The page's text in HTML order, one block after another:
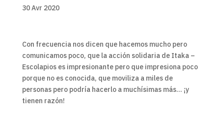
30 Avr 2020
Con frecuencia nos dicen que hacemos mucho pero
comunicamos poco, que la acción solidaria de Itaka –
Escolapios es impresionante pero que impresiona poco
porque no es conocida, que moviliza a miles de
personas pero podría hacerlo a muchísimas más… ¡y
tienen razón!